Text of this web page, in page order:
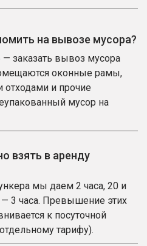
на вывозе мусора?
заказать вывоз мусора
оконные рамы,
и прочие
мусор на
взять в аренду
мы даем 2 часа, 20 и
3 часа. Превышение этих
к посуточной
тарифу).